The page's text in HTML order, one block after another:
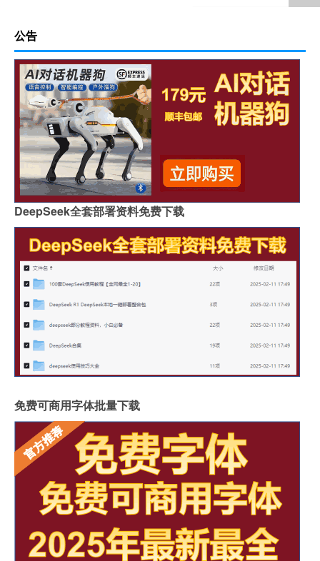
公告
DeepSeek全套部署资料免费下载
免费可商用字体批量下载